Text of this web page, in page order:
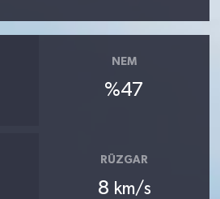
NEM
%47
RÜZGAR
8 km/s